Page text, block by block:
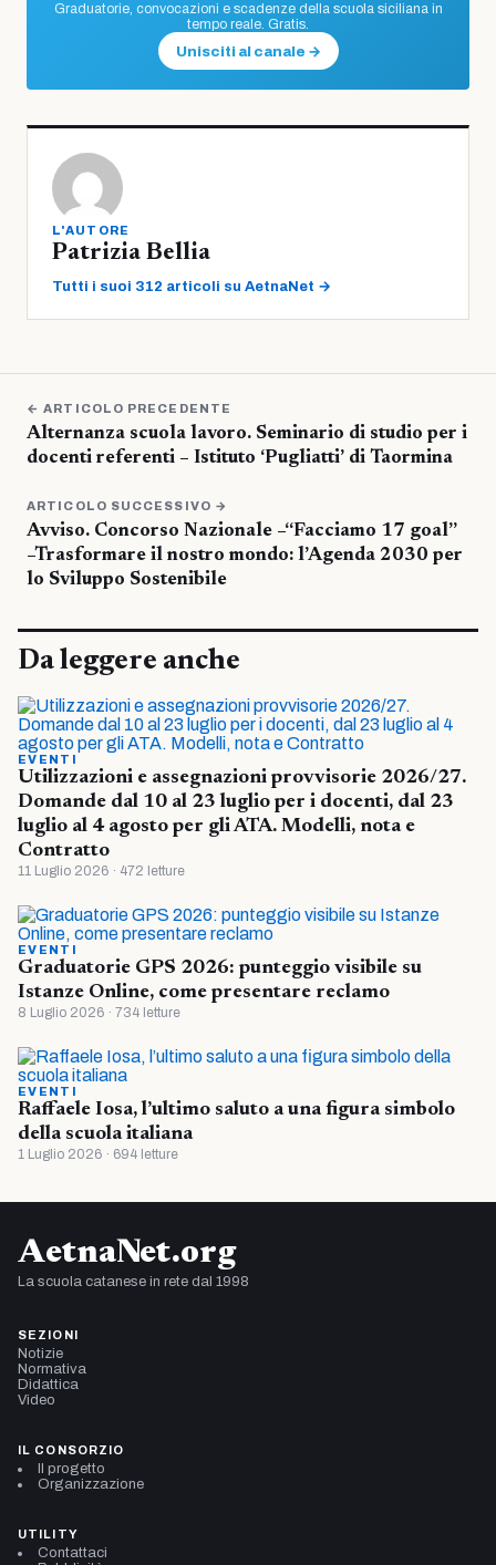
Graduatorie, convocazioni e scadenze della scuola siciliana in
tempo reale. Gratis.
Unisciti al canale →
L'AUTORE
Patrizia Bellia
Tutti i suoi 312 articoli su AetnaNet →
← ARTICOLO PRECEDENTE
Alternanza scuola lavoro. Seminario di studio per i
docenti referenti – Istituto ‘Pugliatti’ di Taormina
ARTICOLO SUCCESSIVO →
Avviso. Concorso Nazionale –“Facciamo 17 goal”
–Trasformare il nostro mondo: l’Agenda 2030 per
lo Sviluppo Sostenibile
Da leggere anche
EVENTI
Utilizzazioni e assegnazioni provvisorie 2026/27.
Domande dal 10 al 23 luglio per i docenti, dal 23
luglio al 4 agosto per gli ATA. Modelli, nota e
Contratto
11 Luglio 2026 · 472 letture
EVENTI
Graduatorie GPS 2026: punteggio visibile su
Istanze Online, come presentare reclamo
8 Luglio 2026 · 734 letture
EVENTI
Raffaele Iosa, l’ultimo saluto a una figura simbolo
della scuola italiana
1 Luglio 2026 · 694 letture
AetnaNet.org
La scuola catanese in rete dal 1998
SEZIONI
Notizie
Normativa
Didattica
Video
IL CONSORZIO
Il progetto
Organizzazione
UTILITY
Contattaci